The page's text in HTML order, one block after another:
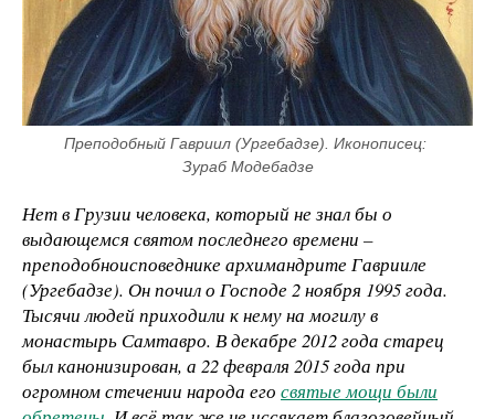
Преподобный Гавриил (Ургебадзе). Иконописец:
Зураб Модебадзе
Нет в Грузии человека, который не знал бы о
выдающемся святом последнего времени –
преподобноисповеднике архимандрите Гаврииле
(Ургебадзе). Он почил о Господе 2 ноября 1995 года.
Тысячи людей приходили к нему на могилу в
монастырь Самтавро. В декабре 2012 года старец
был канонизирован, а 22 февраля 2015 года при
огромном стечении народа его святые мощи были